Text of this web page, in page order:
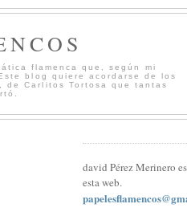
flamenca que, según mi
blog quiere acordarse de los
de Carlitos Tortosa que tantas
david Pérez Merinero
esta web.